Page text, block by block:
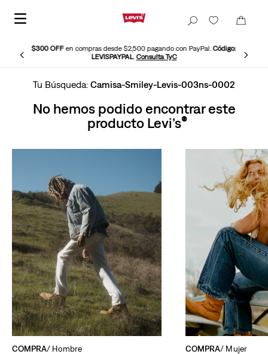
$300 OFFen compras desde $2,500 pagando con PayPal.Código:
LEVISPAYPAL.Consulta TyC
Camisa-Smiley-Levis-003ns-0002
No hemos podido encontrar este
producto Levi’s
COMPRA/ Hombre COMPRA/ Mujer